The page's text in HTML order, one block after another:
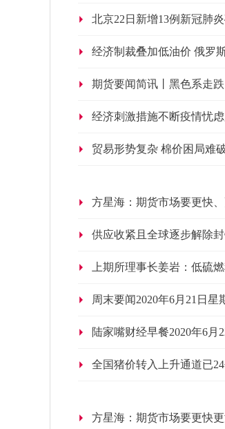
北京22日新增13例新冠肺
经济制裁叠加低油价 俄罗
期货要闻简讯丨黑色系走
经济刺激措施不断疫情忧
贸易形势复杂 棉价困局难
方星海：期货市场要更快
供应收紧且全球逐步解除
上期所理事长姜岩：低硫
周末要闻2020年6月21日星
陆家嘴财经早餐2020年6月
全国猪价转入上升通道已
方星海：期货市场要更快